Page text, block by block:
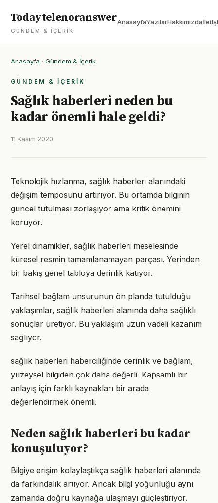
Todaytelenoranswer
GÜNDEM & İÇERIK
AnasayfaYazılarHakkımızda
Anasayfa · Gündem & İçerik
GÜNDEM & İÇERIK
Sağlık haberleri neden bu
kadar önemli hale geldi?
11 Kasım 2020
Teknolojik hızlanma, sağlık haberleri alanındaki
değişim temposunu artırıyor. Bu ortamda bilginin
güncel tutulması zorlaşıyor ama kritik önemini
koruyor.
Yerel dinamikler, sağlık haberleri meselesinde
küresel resmin tamamlanamayan parçası. Yerinden
bir bakış genel tabloya derinlik katıyor.
Tarihsel bağlam unsurunun ön planda tutulduğu
yaklaşımlar, sağlık haberleri alanında daha sağlıklı
sonuçlar üretiyor. Bu yaklaşım uzun vadeli kazanım
sağlıyor.
sağlık haberleri haberciliğinde derinlik ve bağlam,
yüzeysel bilgiden çok daha değerli. Kapsamlı bir
anlayış için farklı kaynakları bir arada
değerlendirmek önemli.
Neden sağlık haberleri bu kadar
konuşuluyor?
Bilgiye erişim kolaylaştıkça sağlık haberleri alanında
da farkındalık artıyor. Ancak bilgi yoğunluğu aynı
zamanda doğru kaynağa ulaşmayı güçleştiriyor.